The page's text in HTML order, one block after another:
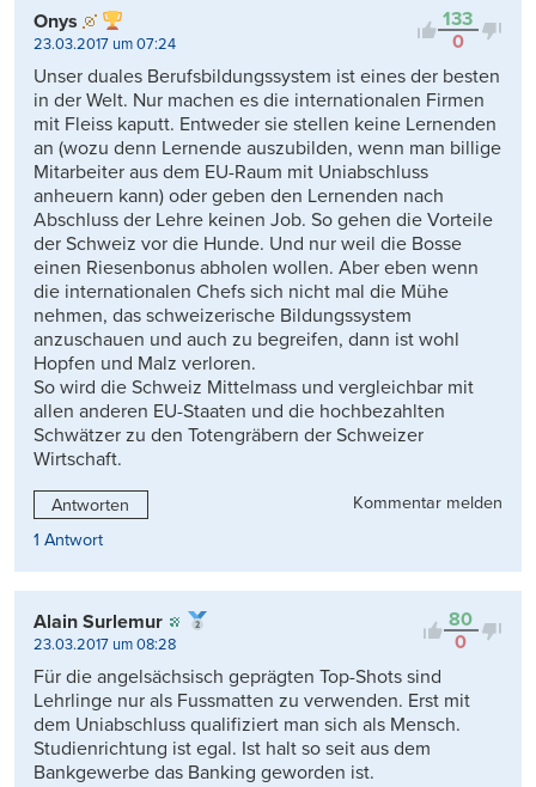
133
0
Onys
23.03.2017 um 07:24
Unser duales Berufsbildungssystem ist eines der besten
in der Welt. Nur machen es die internationalen Firmen
mit Fleiss kaputt. Entweder sie stellen keine Lernenden
an (wozu denn Lernende auszubilden, wenn man billige
Mitarbeiter aus dem EU-Raum mit Uniabschluss
anheuern kann) oder geben den Lernenden nach
Abschluss der Lehre keinen Job. So gehen die Vorteile
der Schweiz vor die Hunde. Und nur weil die Bosse
einen Riesenbonus abholen wollen. Aber eben wenn
die internationalen Chefs sich nicht mal die Mühe
nehmen, das schweizerische Bildungssystem
anzuschauen und auch zu begreifen, dann ist wohl
Hopfen und Malz verloren.
So wird die Schweiz Mittelmass und vergleichbar mit
allen anderen EU-Staaten und die hochbezahlten
Schwätzer zu den Totengräbern der Schweizer
Wirtschaft.
Antworten
Kommentar melden
1 Antwort
80
0
Alain Surlemur
23.03.2017 um 08:28
Für die angelsächsisch geprägten Top-Shots sind
Lehrlinge nur als Fussmatten zu verwenden. Erst mit
dem Uniabschluss qualifiziert man sich als Mensch.
Studienrichtung ist egal. Ist halt so seit aus dem
Bankgewerbe das Banking geworden ist.